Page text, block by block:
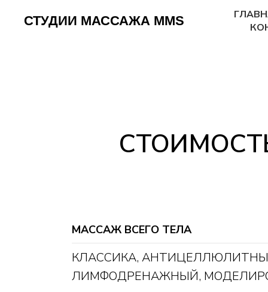
СТУДИИ МАССАЖА MMS
МАССАЖ ВСЕГО ТЕЛА
КЛАССИКА,
ЛИМФОДРЕНАЖНЫЙ,